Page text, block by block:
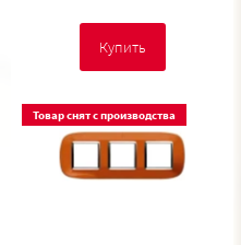
Купить
Товар снят с производства